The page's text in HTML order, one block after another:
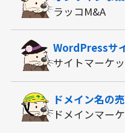
ラッコM&A
WordPressサ
サイトマーケ
ドメイン名の
ドメインマー